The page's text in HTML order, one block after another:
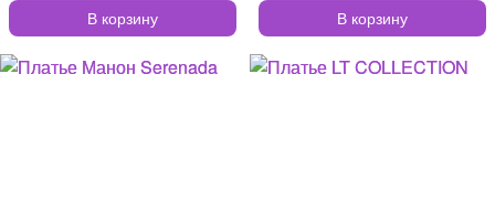
В корзину В корзину